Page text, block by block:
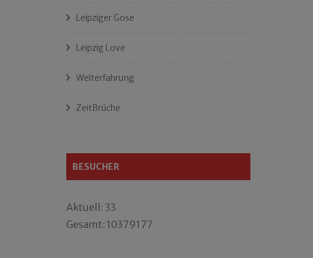
Leipziger Gose
Leipzig Love
Welterfahrung
ZeitBrüche
BESUCHER
Aktuell: 33
Gesamt: 10379177